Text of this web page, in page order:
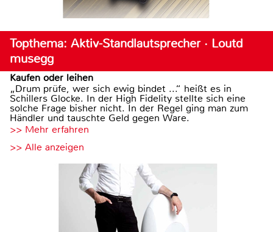
Topthema: Aktiv-Standlautsprecher · Loutd
musegg
Kaufen oder leihen
„Drum prüfe, wer sich ewig bindet ...“ heißt es in
Schillers Glocke. In der High Fidelity stellte sich eine
solche Frage bisher nicht. In der Regel ging man zum
Händler und tauschte Geld gegen Ware.
>> Mehr erfahren
>> Alle anzeigen